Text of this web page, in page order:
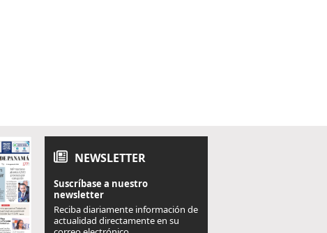
NEWSLETTER
Suscríbase a nuestro
newsletter
Reciba diariamente información de
actualidad directamente en su